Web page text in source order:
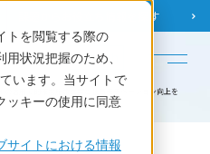
トを閲覧する際の
状況把握のため、
います。当サイトで
ッキーの使用に同意
サイトにおける情報
お役立ち情報を探す
English
の活用で的確な施策立案と社員モチベーション向上を